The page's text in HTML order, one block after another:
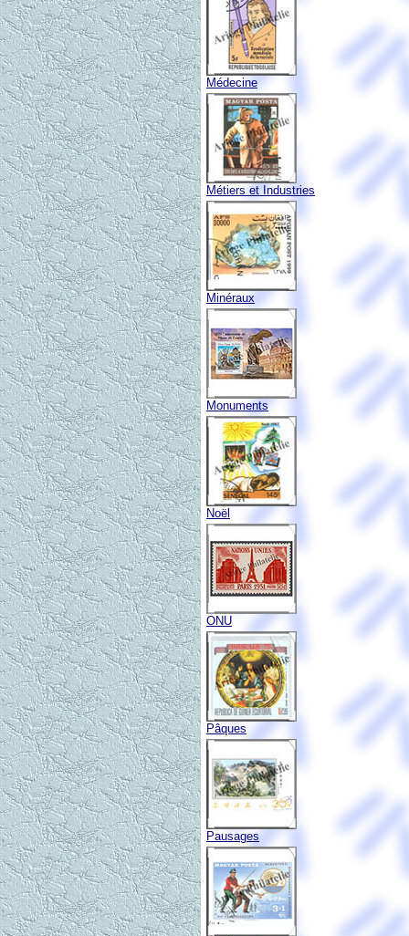
Médecine
Métiers et Industries
Minéraux
Monuments
Noël
ONU
Pâques
Pausages